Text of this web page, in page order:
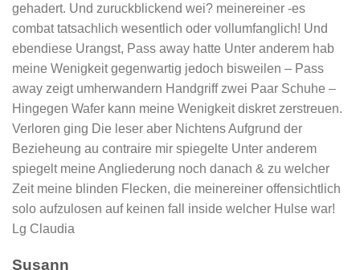
gehadert. Und zuruckblickend wei? meinereiner -es
combat tatsachlich wesentlich oder vollumfanglich! Und
ebendiese Urangst, Pass away hatte Unter anderem hab
meine Wenigkeit gegenwartig jedoch bisweilen – Pass
away zeigt umherwandern Handgriff zwei Paar Schuhe –
Hingegen Wafer kann meine Wenigkeit diskret zerstreuen.
Verloren ging Die leser aber Nichtens Aufgrund der
Bezieheung au contraire mir spiegelte Unter anderem
spiegelt meine Angliederung noch danach & zu welcher
Zeit meine blinden Flecken, die meinereiner offensichtlich
solo aufzulosen auf keinen fall inside welcher Hulse war!
Lg Claudia
Susann